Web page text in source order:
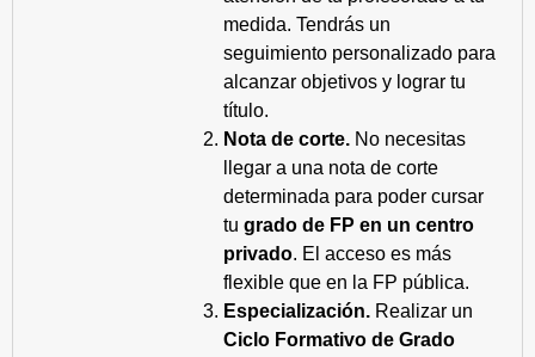
medida. Tendrás un
seguimiento personalizado para
alcanzar objetivos y lograr tu
título.
Nota de corte. No necesitas
llegar a una nota de corte
determinada para poder cursar
tu grado de FP en un centro
privado. El acceso es más
flexible que en la FP pública.
Especialización. Realizar un
Ciclo Formativo de Grado